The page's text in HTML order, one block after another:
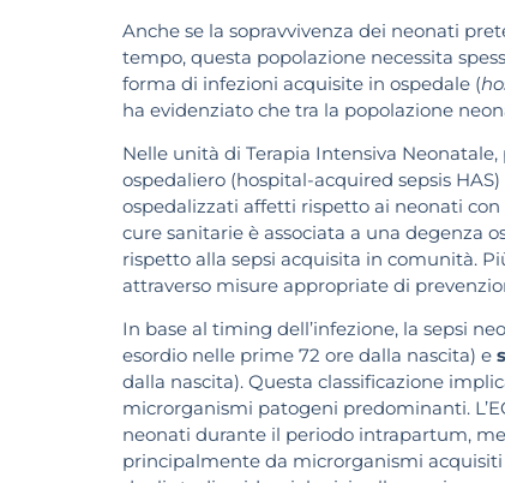
Anche se la sopravvivenza dei neonati
tempo, questa popolazione necessita
forma di infezioni acquisite in ospedale (
ha evidenziato che tra la popolazione
Nelle unità di Terapia Intensiva
ospedaliero (hospital-acquired sepsis
ospedalizzati affetti rispetto ai neonati con
cure sanitarie è associata a una degenza
rispetto alla sepsi acquisita in comunità.
attraverso misure appropriate di
In base al timing dell’infezione, la sepsi
esordio nelle prime 72 ore dalla nascita) e
dalla nascita). Questa classificazione
microrganismi patogeni predominanti.
neonati durante il periodo intrapartum,
principalmente da microrganismi